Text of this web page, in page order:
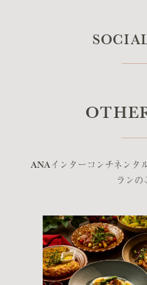
ANAインターコンチネンタ
ランの